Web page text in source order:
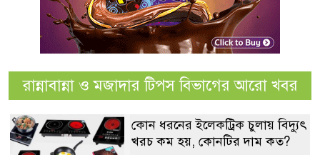
রান্নাবান্না ও মজাদার টিপস বিভাগের আরো খবর
কোন ধরনের ইলেকট্রিক চুলায় বিদ্যুৎ
খরচ কম হয়, কোনটির দাম কত?